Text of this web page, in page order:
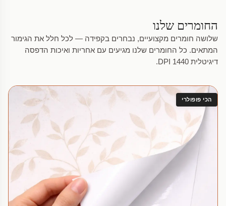
החומרים שלנו
שלושה חומרים מקצועיים, נבחרים בקפידה — לכל חלל את הגימור
המתאים. כל החומרים שלנו מגיעים עם אחריות ואיכות הדפסה
דיגיטלית 1440 DPI.
הכי פופולרי